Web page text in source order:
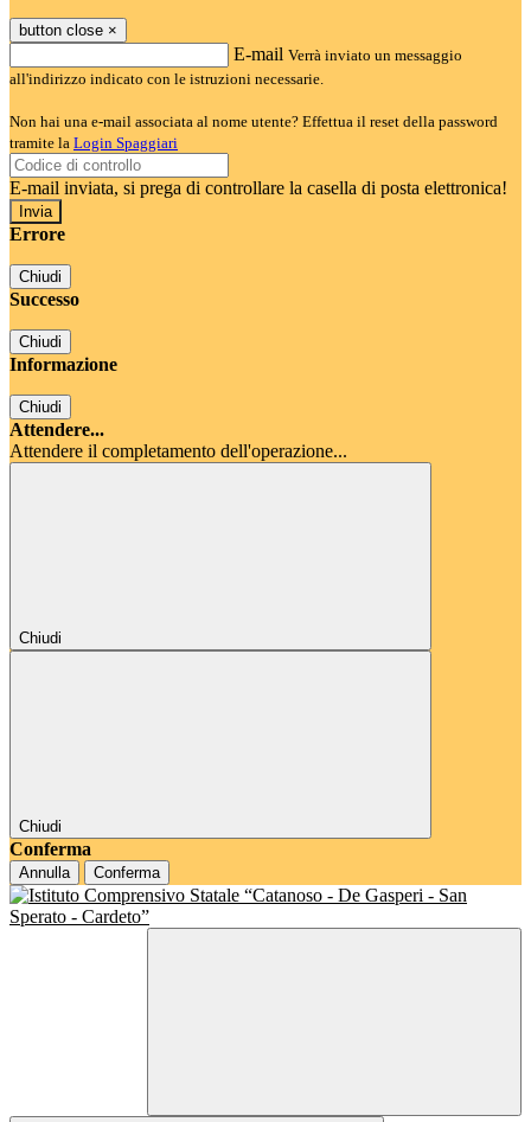
button close ×
E-mail Verrà inviato un messaggio
all'indirizzo indicato con le istruzioni necessarie.
Non hai una e-mail associata al nome utente? Effettua il reset della password
tramite la Login Spaggiari
E-mail inviata, si prega di controllare la casella di posta elettronica!
Errore
Chiudi
Successo
Chiudi
Informazione
Chiudi
Attendere...
Attendere il completamento dell'operazione...
Chiudi
Chiudi
Conferma
Annulla Conferma